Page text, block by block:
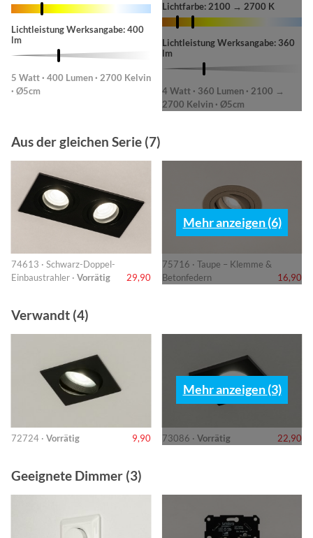
Lichtleistung Werksangabe: 400
lm
5 Watt · 400 Lumen · 2700 Kelvin
· Ø5cm
Lichtfarbe: 2100 → 2700 K
Lichtleistung Werksangabe: 360
lm
4 Watt · 360 Lumen · 2100 →
2700 Kelvin · Ø5cm
Aus der gleichen Serie (7)
74613 · Schwarz-Doppel-
Einbaustrahler · Vorrätig 29,90
75716 · Taupe – Klemme &
Betonfedern
16,90
Mehr anzeigen (6)
Verwandt (4)
72724 · Vorrätig 9,90 73086 · Vorrätig 22,90
Mehr anzeigen (3)
Geeignete Dimmer (3)